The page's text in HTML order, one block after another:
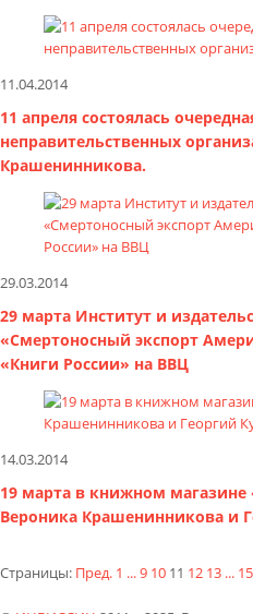
11.04.2014
11 апреля состоялась
неправительственных
Крашенинникова.
29.03.2014
29 марта Институт и
«Смертоносный экспорт
«Книги России» на ВВЦ
14.03.2014
19 марта в книжном магазине
Вероника Крашенинникова и
Страницы: Пред. 1 ...9 10 11 12 13 ... 15